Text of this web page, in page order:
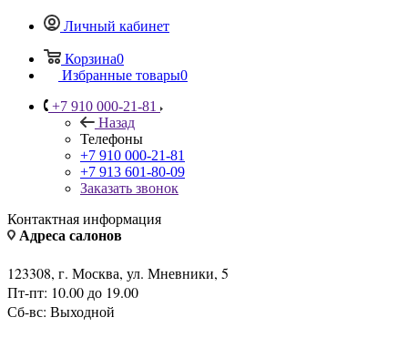
Личный кабинет
Корзина0
Избранные товары0
+7 910 000-21-81
Назад
Телефоны
+7 910 000-21-81
+7 913 601-80-09
Заказать звонок
Контактная информация
Адреса салонов
123308, г. Москва, ул. Мневники, 5
Пт-пт: 10.00 до 19.00
Сб-вс: Выходной